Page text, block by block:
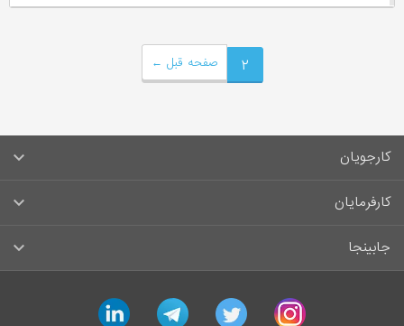
← صفحه قبل ۲
کارجویان
سوالات متداول کارجویان
لیست مشاغل
آگهی‌های استخدام
کارفرمایان
راهنمای ثبت آگهی استخدام
قوانین و مقررات کارفرمایان
جابینجا
instagram
twitter
telegram
linkedin